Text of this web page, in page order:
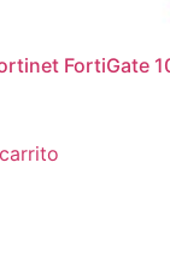
FortiGate